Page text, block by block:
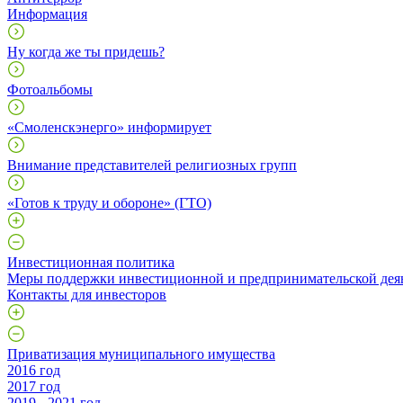
Информация
Ну когда же ты придешь?
Фотоальбомы
«Смоленскэнерго» информирует
Внимание представителей религиозных групп
«Готов к труду и обороне» (ГТО)
Инвестиционная политика
Меры поддержки инвестиционной и предпринимательской
Контакты для инвесторов
Приватизация муниципального имущества
2016 год
2017 год